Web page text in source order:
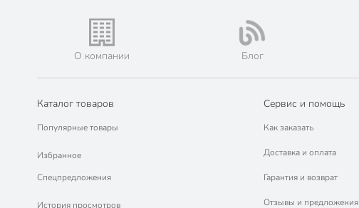
О компании Блог
Каталог товаров
Популярные товары
Избранное
Спецпредложения
История просмотров
Сервис и помощь
Как заказать
Доставка и оплата
Гарантия и возврат
Отзывы и предложения